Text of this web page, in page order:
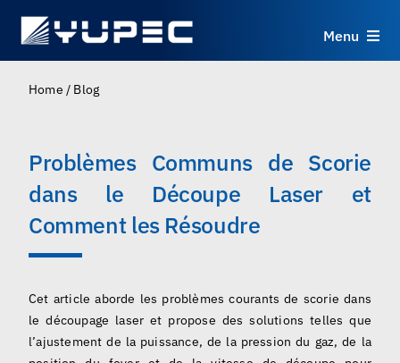
Menu
Applications
À propos
Home / Blog
Problèmes Communs de Scorie
dans le Découpe Laser et
Comment les Résoudre
Cet article aborde les problèmes courants de scorie dans
le découpage laser et propose des solutions telles que
l’ajustement de la puissance, de la pression du gaz, de la